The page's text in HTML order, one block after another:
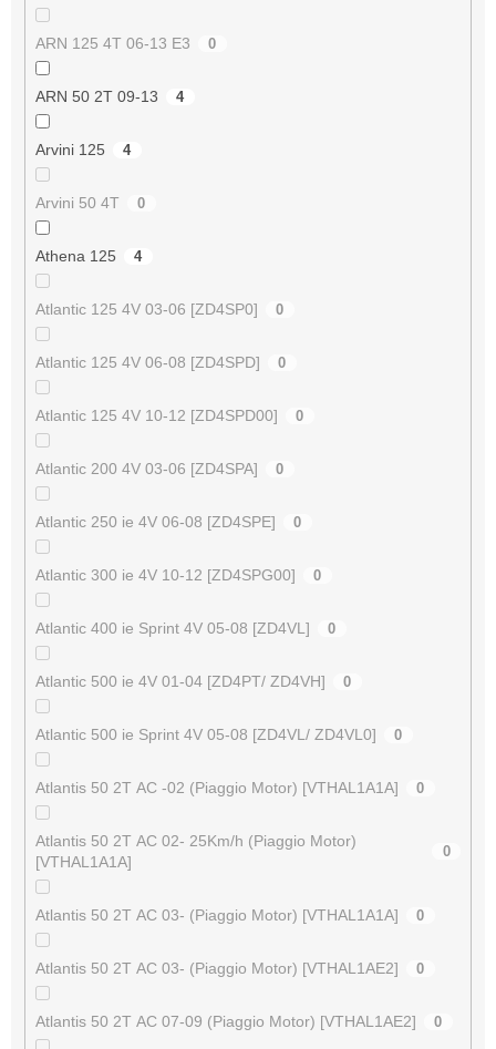
ARN 125 4T 06-13 E3 0
ARN 50 2T 09-13 4
Arvini 125 4
Arvini 50 4T 0
Athena 125 4
Atlantic 125 4V 03-06 [ZD4SP0] 0
Atlantic 125 4V 06-08 [ZD4SPD] 0
Atlantic 125 4V 10-12 [ZD4SPD00] 0
Atlantic 200 4V 03-06 [ZD4SPA] 0
Atlantic 250 ie 4V 06-08 [ZD4SPE] 0
Atlantic 300 ie 4V 10-12 [ZD4SPG00] 0
Atlantic 400 ie Sprint 4V 05-08 [ZD4VL] 0
Atlantic 500 ie 4V 01-04 [ZD4PT/ ZD4VH] 0
Atlantic 500 ie Sprint 4V 05-08 [ZD4VL/ ZD4VL0] 0
Atlantis 50 2T AC -02 (Piaggio Motor) [VTHAL1A1A] 0
Atlantis 50 2T AC 02- 25Km/h (Piaggio Motor)
[VTHAL1A1A]
0
Atlantis 50 2T AC 03- (Piaggio Motor) [VTHAL1A1A] 0
Atlantis 50 2T AC 03- (Piaggio Motor) [VTHAL1AE2] 0
Atlantis 50 2T AC 07-09 (Piaggio Motor) [VTHAL1AE2] 0